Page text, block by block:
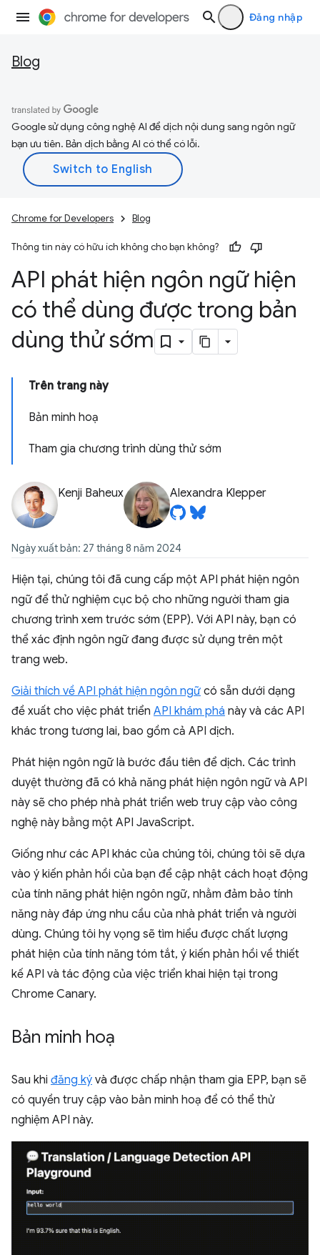
Đăng nhập
Blog
Google sử dụng công nghệ AI để dịch nội dung sang ngôn ngữ
bạn ưu tiên. Bản dịch bằng AI có thể có lỗi.
Chrome for Developers Blog
Thông tin này có hữu ích không cho bạn không?
API phát hiện ngôn ngữ hiện
có thể dùng được trong bản
dùng thử sớm
Trên trang này
Bản minh hoạ
Tham gia chương trình dùng thử sớm
Kenji Baheux Alexandra Klepper
Ngày xuất bản: 27 tháng 8 năm 2024
Hiện tại, chúng tôi đã cung cấp một API phát hiện ngôn
ngữ để thử nghiệm cục bộ cho những người tham gia
chương trình xem trước sớm (EPP). Với API này, bạn có
thể xác định ngôn ngữ đang được sử dụng trên một
trang web.
Giải thích về API phát hiện ngôn ngữ có sẵn dưới dạng
đề xuất cho việc phát triển API khám phá này và các API
khác trong tương lai, bao gồm cả API dịch.
Phát hiện ngôn ngữ là bước đầu tiên để dịch. Các trình
duyệt thường đã có khả năng phát hiện ngôn ngữ và API
này sẽ cho phép nhà phát triển web truy cập vào công
nghệ này bằng một API JavaScript.
Giống như các API khác của chúng tôi, chúng tôi sẽ dựa
vào ý kiến phản hồi của bạn để cập nhật cách hoạt động
của tính năng phát hiện ngôn ngữ, nhằm đảm bảo tính
năng này đáp ứng nhu cầu của nhà phát triển và người
dùng. Chúng tôi hy vọng sẽ tìm hiểu được chất lượng
phát hiện của tính năng tóm tắt, ý kiến phản hồi về thiết
kế API và tác động của việc triển khai hiện tại trong
Chrome Canary.
Bản minh hoạ
Sau khi đăng ký và được chấp nhận tham gia EPP, bạn sẽ
có quyền truy cập vào bản minh hoạ để có thể thử
nghiệm API này.